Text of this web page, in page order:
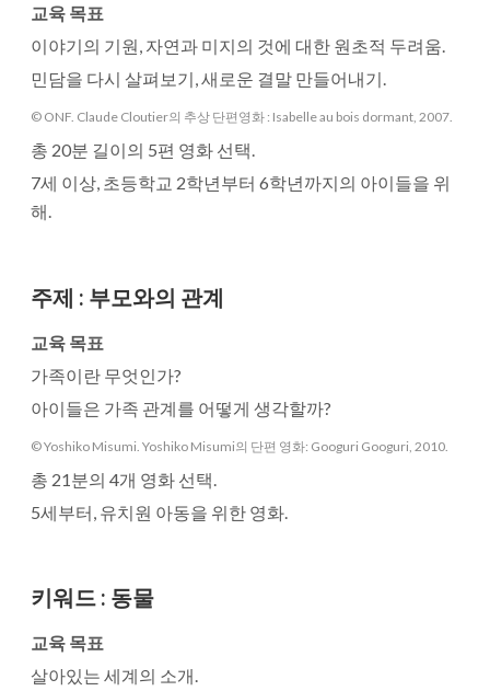
교육 목표
이야기의 기원, 자연과 미지의 것에 대한 원초적 두려움.
민담을 다시 살펴보기, 새로운 결말 만들어내기.
© ONF. Claude Cloutier의 추상 단편영화 : Isabelle au bois dormant, 2007.
총 20분 길이의 5편 영화 선택.
7세 이상, 초등학교 2학년부터 6학년까지의 아이들을 위
해.
주제 : 부모와의 관계
교육 목표
가족이란 무엇인가?
아이들은 가족 관계를 어떻게 생각할까?
© Yoshiko Misumi. Yoshiko Misumi의 단편 영화: Googuri Googuri, 2010.
총 21분의 4개 영화 선택.
5세부터, 유치원 아동을 위한 영화.
키워드 : 동물
교육 목표
살아있는 세계의 소개.